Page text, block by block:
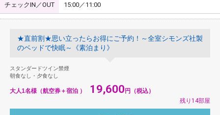
チェックIN／OUT 15:00／11:00
★直前割★思い立ったらお得にご予約！～全室シモンズ社製
のベッドで快眠～《素泊まり》
スタンダードツイン禁煙
朝食なし・夕食なし
大人1名様（航空券＋宿泊 ） 19,600 円（税込）
残り14部屋